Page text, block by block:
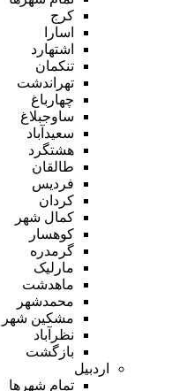
کرج
اسارا
اشتهارد
تنکمان
تهراندشت
چهارباغ
ساوجبلاغ
سعیدآباد
هشتگرد
طالقان
فردیس
کردان
کمال شهر
کوهسار
گرمدره
مارلیک
ماهدشت
محمدشهر
مشکین شهر
نظرآباد
بازگشت
اردبیل
تمام شهر‌ها